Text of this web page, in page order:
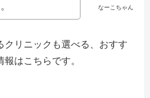
なーこちゃん
クリニックも選べる、おすす
はこちらです。